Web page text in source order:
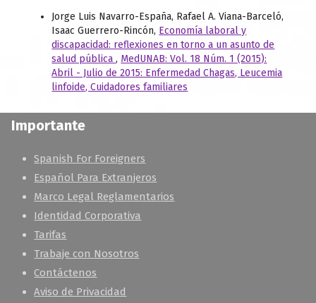
Jorge Luis Navarro-España, Rafael A. Viana-Barceló,
Isaac Guerrero-Rincón, Economía laboral y
discapacidad: reflexiones en torno a un asunto de
salud pública, MedUNAB: Vol. 18 Núm. 1 (2015):
Abril - Julio de 2015: Enfermedad Chagas, Leucemia
linfoide, Cuidadores familiares
Importante
Spanish For Foreigners
Español Para Extranjeros
Marco Legal Reglamentarios
Identidad Corporativa
Tarifas
Trabaje con Nosotros
Contáctenos
Aviso de Privacidad